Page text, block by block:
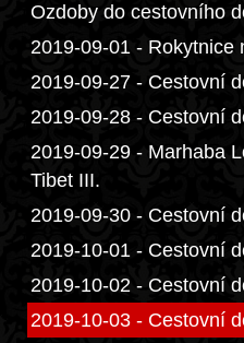
Ozdoby do cestovního
2019-09-01 - Rokytnice
2019-09-27 - Cestovní
2019-09-28 - Cestovní
2019-09-29 - Marhaba
Tibet III.
2019-09-30 - Cestovní
2019-10-01 - Cestovní
2019-10-02 - Cestovní
2019-10-03 - Cestovní